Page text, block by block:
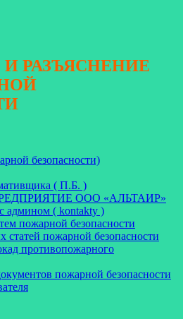
РАЗЪЯСНЕНИЕ
безопасности)
( П.Б. )
ООО «АЛЬТАИР»
админом ( kontakty )
пожарной безопасности
пожарной безопасности
противопожарного
пожарной безопасности